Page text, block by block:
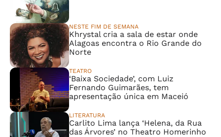
NESTE FIM DE SEMANA
Khrystal cria a sala de estar onde
Alagoas encontra o Rio Grande do
Norte
TEATRO
‘Baixa Sociedade’, com Luiz
Fernando Guimarães, tem
apresentação única em Maceió
LITERATURA
Carlito Lima lança ‘Helena, da Rua
das Árvores’ no Theatro Homerinho